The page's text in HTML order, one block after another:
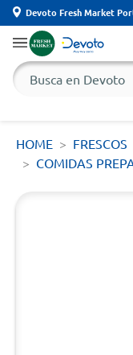
Devoto Fresh Market
HOME FRESCOS
COMIDAS